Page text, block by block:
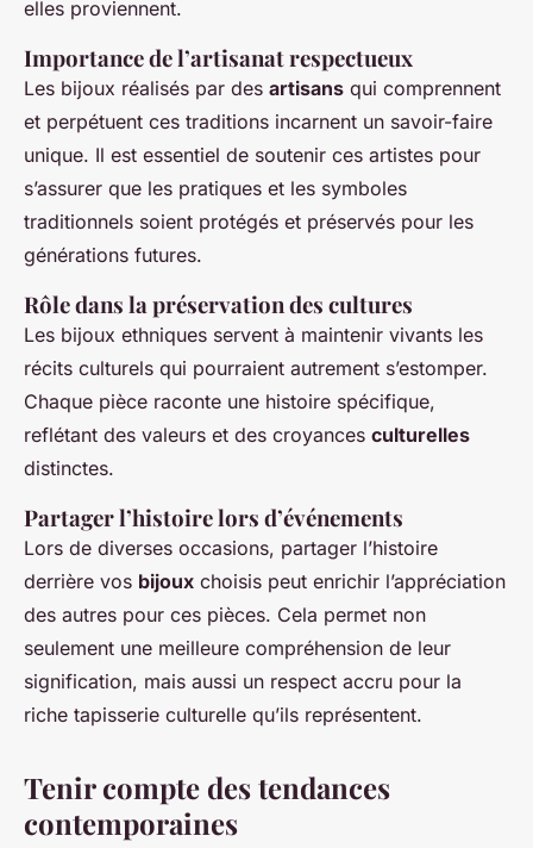
elles proviennent.
Importance de l’artisanat respectueux
Les bijoux réalisés par des artisans qui comprennent
et perpétuent ces traditions incarnent un savoir-faire
unique. Il est essentiel de soutenir ces artistes pour
s’assurer que les pratiques et les symboles
traditionnels soient protégés et préservés pour les
générations futures.
Rôle dans la préservation des cultures
Les bijoux ethniques servent à maintenir vivants les
récits culturels qui pourraient autrement s’estomper.
Chaque pièce raconte une histoire spécifique,
reflétant des valeurs et des croyances culturelles
distinctes.
Partager l’histoire lors d’événements
Lors de diverses occasions, partager l’histoire
derrière vos bijoux choisis peut enrichir l’appréciation
des autres pour ces pièces. Cela permet non
seulement une meilleure compréhension de leur
signification, mais aussi un respect accru pour la
riche tapisserie culturelle qu’ils représentent.
Tenir compte des tendances
contemporaines